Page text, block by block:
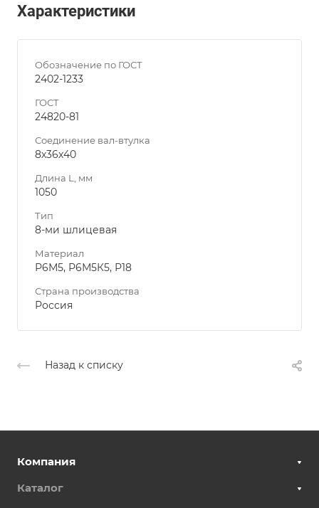
Характеристики
Обозначение по ГОСТ
2402-1233
ГОСТ
24820-81
Соединение вал-втулка
8х36х40
Длина L, мм
1050
Тип
8-ми шлицевая
Материал
Р6М5, Р6М5К5, Р18
Страна производства
Россия
Назад к списку
Компания
Каталог